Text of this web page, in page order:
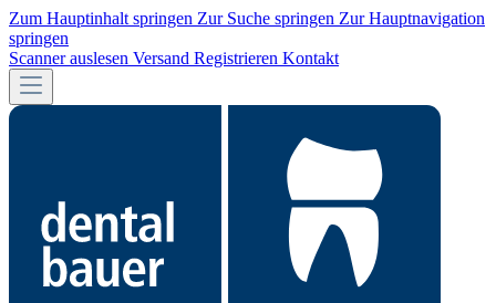
Zum Hauptinhalt springen Zur Suche springen Zur Hauptnavigation
springen
Scanner auslesen Versand Registrieren Kontakt